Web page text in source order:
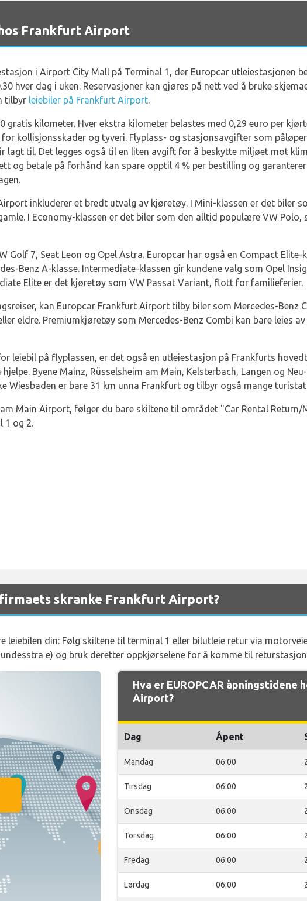
Frankfurt Airport
i Airport City Mall på Terminal 1, der Europcar utleiestasjonen
hver dag i uken. Reservasjoner kan gjøres på nett ved å bruke
tilbyr leiebiler på Frankfurt Airport.
kilometer. Hver ekstra kilometer belastes med 0,29 euro per
kollisjonsskader og tyveri. Flyplass- og stasjonsavgifter som påløper
lagt til. Det legges også til en liten avgift for å beskytte miljøet mot
og betale på forhånd kan spare opptil 4 % per bestilling og
inkluderer et bredt utvalg av kjøretøy. I Mini-klassen er det biler
I Economy-klassen er det biler som den alltid populære VW Polo,
Golf 7, Seat Leon og Opel Astra. Europcar har også en Compact Elite-
Benz A-klasse. Intermediate-klassen gir kundene valg som Opel
Elite er det kjøretøy som VW Passat Variant, flott for familieferier.
kan Europcar Frankfurt Airport tilby biler som Mercedes-Benz
eldre. Premiumkjøretøy som Mercedes-Benz Combi kan bare leies
leiebil på flyplassen, er det også en utleiestasjon på Frankfurts
Byene Mainz, Rüsselsheim am Main, Kelsterbach, Langen og
Wiesbaden er bare 31 km unna Frankfurt og tilbyr også mange
Main Airport, følger du bare skiltene til området "Car Rental Return/
1 og 2.
skranke Frankfurt Airport?
leiebilen din: Følg skiltene til terminal 1 eller bilutleie retur via
e) og bruk deretter oppkjørselene for å komme til
Hva er EUROPCAR åpningstidene
Airport?
Dag Åpent
Mandag 06:00
Tirsdag 06:00
Onsdag 06:00
Torsdag 06:00
Fredag 06:00
Lørdag 06:00